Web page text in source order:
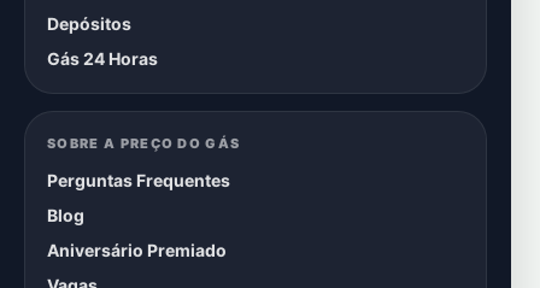
Depósitos
Gás 24 Horas
SOBRE A PREÇO DO GÁS
Perguntas Frequentes
Blog
Aniversário Premiado